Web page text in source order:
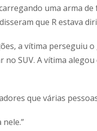
uma arma
que R estava
a vítima perseguiu
SUV. A vítima
que várias